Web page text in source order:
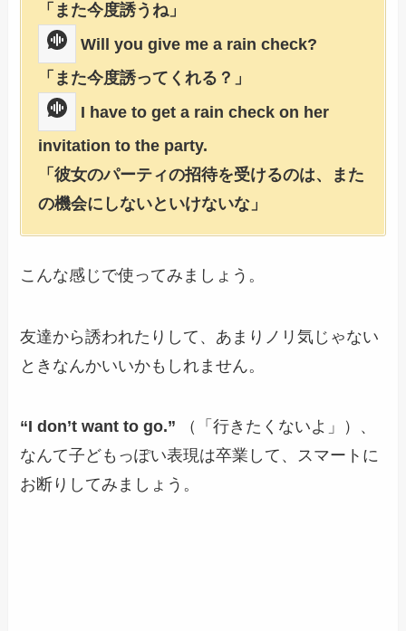
「また今度誘うね」
Will you give me a rain check?
「また今度誘ってくれる？」
I have to get a rain check on her
invitation to the party.
「彼女のパーティの招待を受けるのは、また
の機会にしないといけないな」
こんな感じで使ってみましょう。
友達から誘われたりして、あまりノリ気じゃない
ときなんかいいかもしれません。
“I don’t want to go.” （「行きたくないよ」）、
なんて子どもっぽい表現は卒業して、スマートに
お断りしてみましょう。